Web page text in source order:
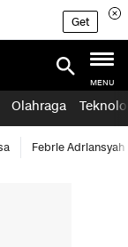
Get
MENU
Olahraga
Febrie Adriansyah